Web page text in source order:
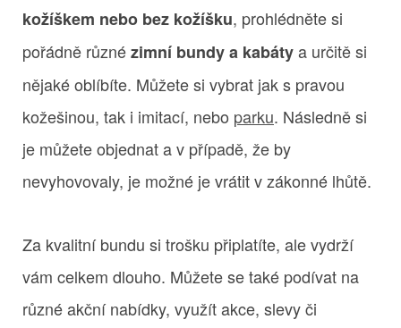
kožíškem nebo bez kožíšku, prohlédněte si
pořádně různézimní bundy a kabátya určitě si
nějaké oblíbíte. Můžete si vybrat jak s pravou
kožešinou, tak i imitací, nebo parku. Následně si
je můžete objednat a v případě, že by
nevyhovovaly, je možné je vrátit v zákonné lhůtě.
Za kvalitní bundu si trošku připlatíte, ale vydrží
vám celkem dlouho. Můžete se také podívat na
různé akční nabídky, využít akce, slevy či